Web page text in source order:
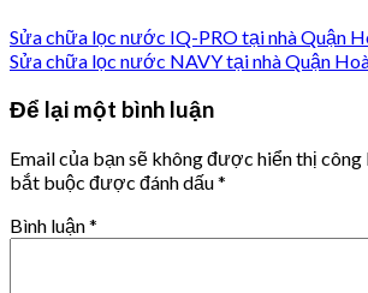
Sửa chữa lọc nước IQ-PRO tại nhà Quận
Sửa chữa lọc nước NAVY tại nhà Quận
Để lại một bình luận
Email của bạn sẽ không được hiển thị công
bắt buộc được đánh dấu*
Bình luận*